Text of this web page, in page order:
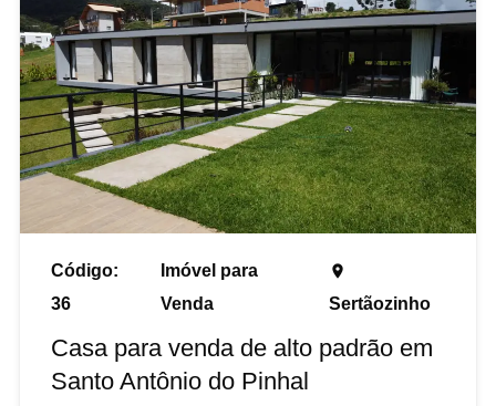
Código:
36
Imóvel para
Venda
place
Sertãozinho
Casa para venda de alto padrão em
Santo Antônio do Pinhal